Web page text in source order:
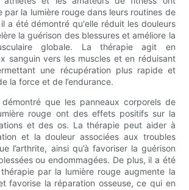
par la lumière rouge dans leurs routines de
a été démontré qu'elle réduit les douleurs
la guérison des blessures et améliore la
globale. La thérapie agit en
sanguin vers les muscles et en réduisant
une récupération plus rapide et
la force et de l’endurance.
que les panneaux corporels de
rouge ont des effets positifs sur la
et des os. La thérapie peut aider à
et la douleur associées aux troubles
l’arthrite, ainsi qu’à favoriser la guérison
ou endommagées. De plus, il a été
par la lumière rouge augmente la
favorise la réparation osseuse, ce qui en